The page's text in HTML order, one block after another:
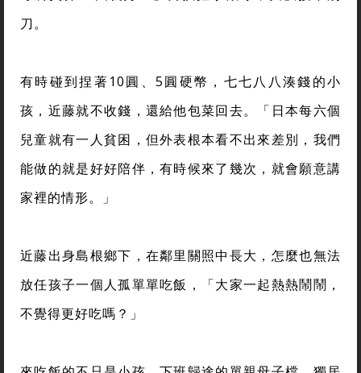
刀。
有時碰到捏著10圓、5圓硬幣，七七八八湊錢的小
孩，近藤就不收錢，還給他包菜回去。「日本每六個
兒童就有一人貧困，但外表根本看不出來差別，我們
能做的就是好好陪伴，有時候來了幾次，就會願意講
家裡的情形。」
近藤出身島根鄉下，在鄰里關照中長大，怎麼也無法
放任孩子一個人孤單單吃飯，「大家一起熱熱鬧鬧，
不覺得更好吃嗎？」